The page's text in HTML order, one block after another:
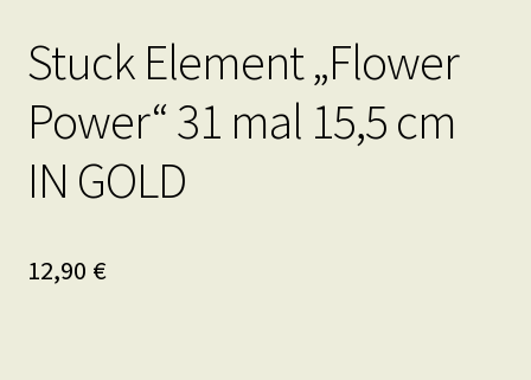
Stuck Element „Flower
Power“ 31 mal 15,5 cm
IN GOLD
12,90 €